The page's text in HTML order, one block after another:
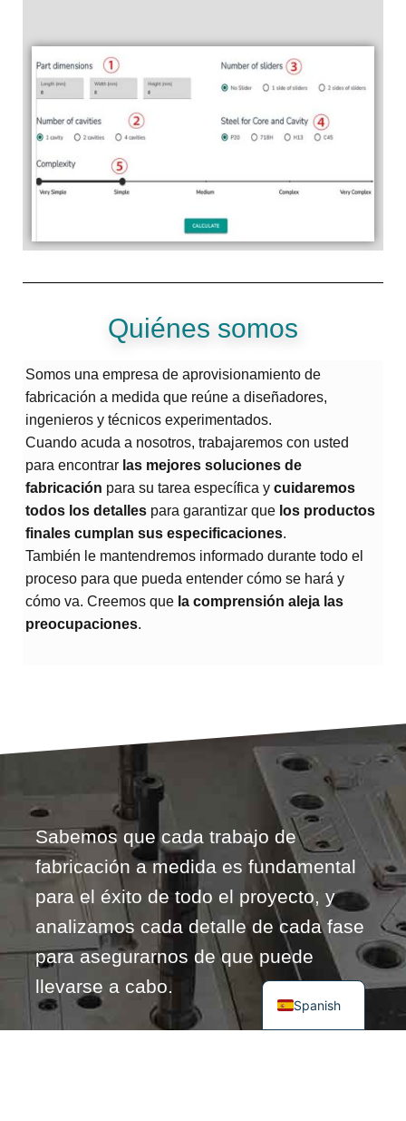
Quiénes somos
Somos una empresa de aprovisionamiento de
fabricación a medida que reúne a diseñadores,
ingenieros y técnicos experimentados.
Cuando acuda a nosotros, trabajaremos con usted
para encontrar las mejores soluciones de
fabricación para su tarea específica y cuidaremos
todos los detalles para garantizar que los productos
finales cumplan sus especificaciones.
También le mantendremos informado durante todo el
proceso para que pueda entender cómo se hará y
cómo va. Creemos que la comprensión aleja las
preocupaciones.
Sabemos que cada trabajo de
fabricación a medida es fundamental
para el éxito de todo el proyecto, y
analizamos cada detalle de cada fase
para asegurarnos de que puede
llevarse a cabo.
Spanish